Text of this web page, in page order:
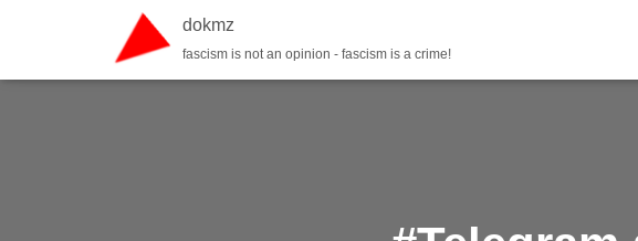
dokmz
fascism is not an opinion - fascism is a crime!